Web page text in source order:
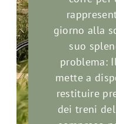
giorno alla
suo
problema:
mette a
restituire
dei treni